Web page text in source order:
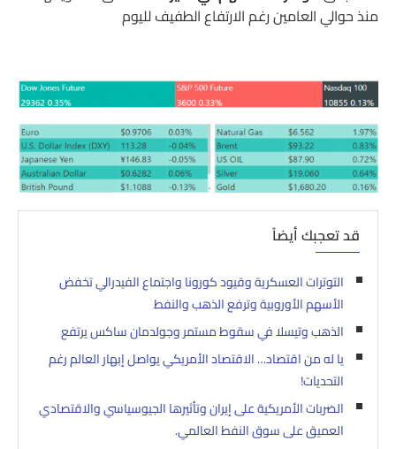
منذ حوالي العامين رغم الارتفاع الطفيف لليوم
قد تعجبك أيضاً
التوترات العسكرية وقيود كورونا واجتماع الفيدرالي تخفض
الأسهم الأوروبية وترفع الذهب والنفط
الذهب وتيسلا في سقوط مستمر وجولدمان ساكس يرتفع
يا له من اقتصاد… الاقتصاد الأمريكي يواصل إبهار العالم رغم
التحديات!
الضربات الأمريكية على إيران وتأثيرها الجيوسياسي والاقتصادي
العميق على سوق النفط العالمي.